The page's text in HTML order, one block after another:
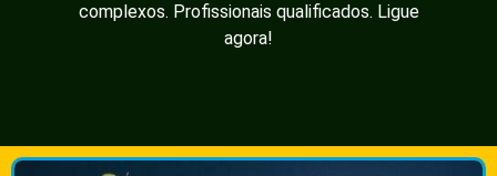
complexos. Profissionais qualificados. Ligue
agora!